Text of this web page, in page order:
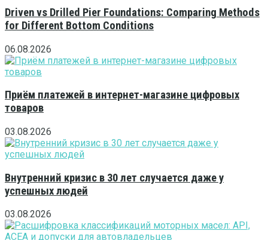
Driven vs Drilled Pier Foundations: Comparing Methods
for Different Bottom Conditions
06.08.2026
Приём платежей в интернет-магазине цифровых
товаров
03.08.2026
Внутренний кризис в 30 лет случается даже у
успешных людей
03.08.2026